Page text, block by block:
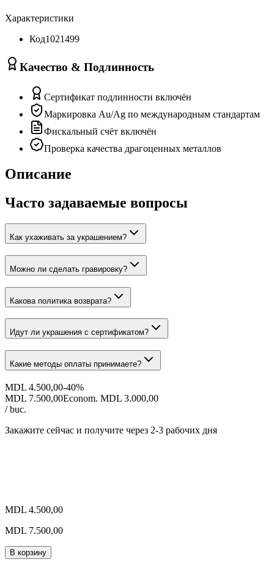
Характеристики
Код1021499
Качество & Подлинность
Сертификат подлинности включён
Маркировка Au/Ag по международным стандартам
Фискальный счёт включён
Проверка качества драгоценных металлов
Описание
Часто задаваемые вопросы
Как ухаживать за украшением?
Можно ли сделать гравировку?
Какова политика возврата?
Идут ли украшения с сертификатом?
Какие методы оплаты принимаете?
MDL 4.500,00-40%
MDL 7.500,00Econom. MDL 3.000,00
/ buc.
Закажите сейчас и получите через 2-3 рабочих дня
MDL 4.500,00
MDL 7.500,00
В корзину